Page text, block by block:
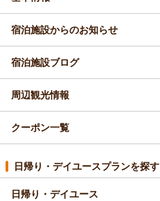
宿泊施設からのお知らせ
宿泊施設ブログ
周辺観光情報
クーポン一覧
日帰り・デイユースプランを探す
日帰り・デイユース